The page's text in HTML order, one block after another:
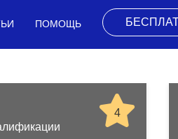
ПОМОЩЬ
4